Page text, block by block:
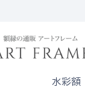
水彩額